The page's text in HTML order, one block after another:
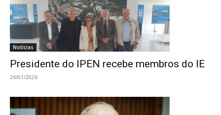
Notícias
Presidente do IPEN recebe membros do IE
26/01/2026